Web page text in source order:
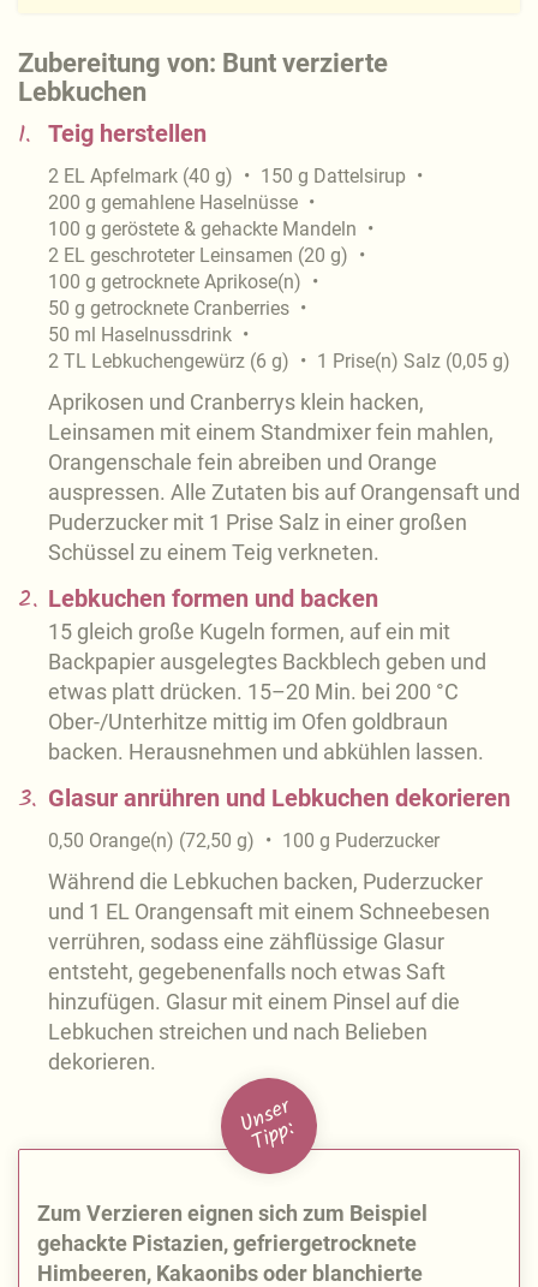
Zubereitung von: Bunt verzierte
Lebkuchen
1. Teig herstellen
2 EL Apfelmark (40 g) 150 g Dattelsirup
200 g gemahlene Haselnüsse
100 g geröstete & gehackte Mandeln
2 EL geschroteter Leinsamen (20 g)
100 g getrocknete Aprikose(n)
50 g getrocknete Cranberries
50 ml Haselnussdrink
2 TL Lebkuchengewürz (6 g) 1 Prise(n) Salz (0,05 g)
Aprikosen und Cranberrys klein hacken,
Leinsamen mit einem Standmixer fein mahlen,
Orangenschale fein abreiben und Orange
auspressen. Alle Zutaten bis auf Orangensaft und
Puderzucker mit 1 Prise Salz in einer großen
Schüssel zu einem Teig verkneten.
2. Lebkuchen formen und backen
15 gleich große Kugeln formen, auf ein mit
Backpapier ausgelegtes Backblech geben und
etwas platt drücken. 15–20 Min. bei 200 °C
Ober-/Unterhitze mittig im Ofen goldbraun
backen. Herausnehmen und abkühlen lassen.
3. Glasur anrühren und Lebkuchen dekorieren
0,50 Orange(n) (72,50 g) 100 g Puderzucker
Während die Lebkuchen backen, Puderzucker
und 1 EL Orangensaft mit einem Schneebesen
verrühren, sodass eine zähflüssige Glasur
entsteht, gegebenenfalls noch etwas Saft
hinzufügen. Glasur mit einem Pinsel auf die
Lebkuchen streichen und nach Belieben
dekorieren.
U
n
s
e
r
Ti
p
p:
Zum Verzieren eignen sich zum Beispiel
gehackte Pistazien, gefriergetrocknete
Himbeeren, Kakaonibs oder blanchierte